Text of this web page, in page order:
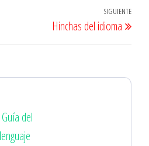
SIGUIENTE
Hinchas del idioma
Guía del
lenguaje